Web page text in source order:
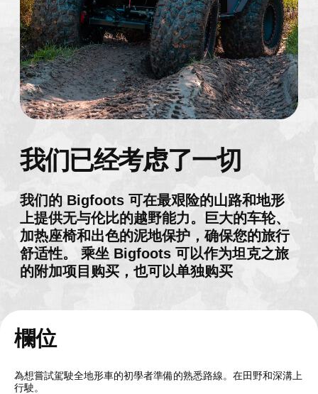
欄位
為想嘗試駕駛全地形車的初學者準備的熟悉路線。在田野和深溝上
行駛。
射击场
超过 15 种武器*
卢布/60发
9500
5500